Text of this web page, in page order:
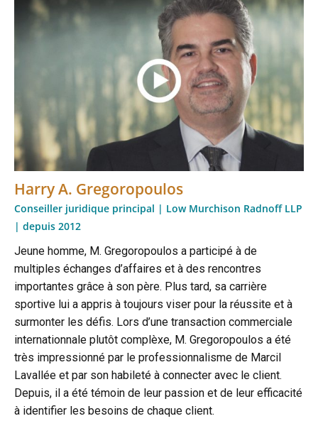
Harry A. Gregoropoulos
Conseiller juridique principal | Low Murchison Radnoff LLP
| depuis 2012
Jeune homme, M. Gregoropoulos a participé à de
multiples échanges d’affaires et à des rencontres
importantes grâce à son père. Plus tard, sa carrière
sportive lui a appris à toujours viser pour la réussite et à
surmonter les défis. Lors d’une transaction commerciale
internationnale plutôt complèxe, M. Gregoropoulos a été
très impressionné par le professionnalisme de Marcil
Lavallée et par son habileté à connecter avec le client.
Depuis, il a été témoin de leur passion et de leur efficacité
à identifier les besoins de chaque client.